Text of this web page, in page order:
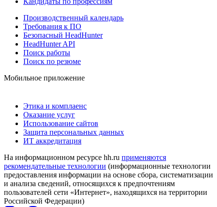
Производственный календарь
Требования к ПО
Безопасный HeadHunter
HeadHunter API
Поиск работы
Поиск по резюме
Мобильное приложение
Этика и комплаенс
Оказание услуг
Использование сайтов
Защита персональных данных
ИТ аккредитация
На информационном ресурсе hh.ru применяются
рекомендательные технологии (информационные технологии
предоставления информации на основе сбора, систематизации
и анализа сведений, относящихся к предпочтениям
пользователей сети «Интернет», находящихся на территории
Российской Федерации)